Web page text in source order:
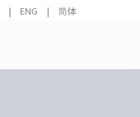
| ENG | 简体